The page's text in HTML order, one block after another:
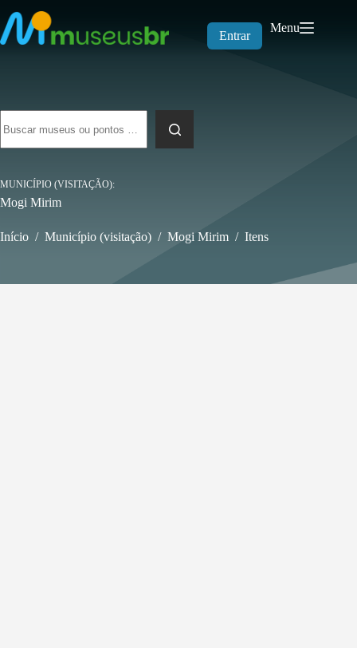
para
o
conteúdo
Entrar
Menu
resultados
MUNICÍPIO (VISITAÇÃO)
Mogi Mirim
Início / Município (visitação) / Mogi Mirim / Itens